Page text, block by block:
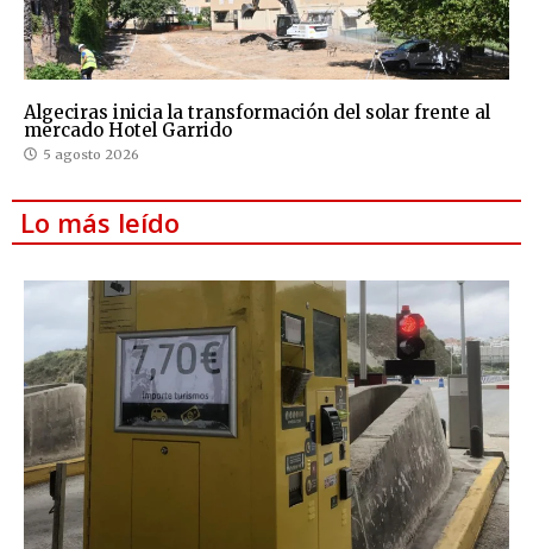
Algeciras inicia la transformación del solar frente al
mercado Hotel Garrido
5 agosto 2026
Lo más leído